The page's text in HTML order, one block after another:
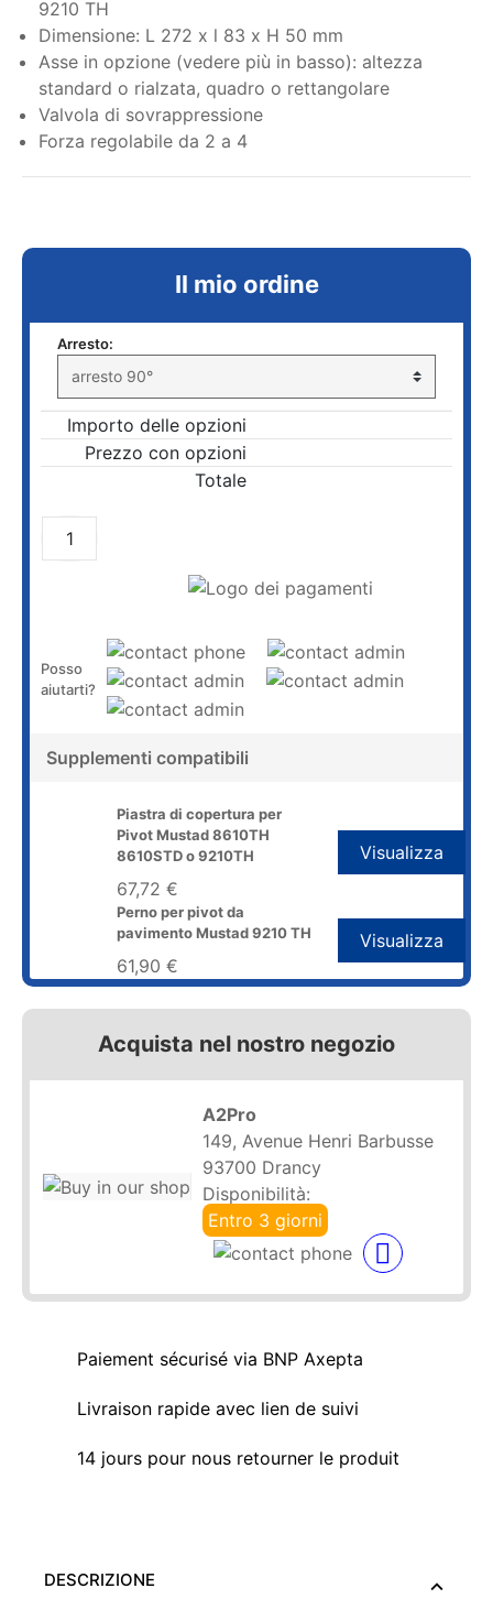
9210 TH
Dimensione: L 272 x l 83 x H 50 mm
Asse in opzione (vedere più in basso): altezza
standard o rialzata, quadro o rettangolare
Valvola di sovrappressione
Forza regolabile da 2 a 4
Il mio ordine
Arresto:
Importo delle opzioni
Prezzo con opzioni
Totale
Posso
aiutarti?
Supplementi compatibili
Piastra di copertura per
Pivot Mustad 8610TH
8610STD o 9210TH
67,72 €
Visualizza
Perno per pivot da
pavimento Mustad 9210 TH
61,90 €
Visualizza
Acquista nel nostro negozio
A2Pro
149, Avenue Henri Barbusse
93700 Drancy
Disponibilità:
Entro 3 giorni
Paiement sécurisé via BNP Axepta
Livraison rapide avec lien de suivi
14 jours pour nous retourner le produit
DESCRIZIONE